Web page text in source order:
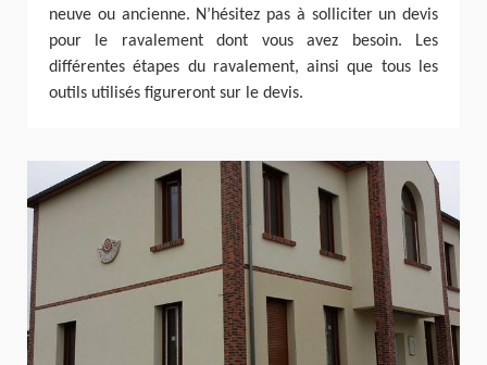
neuve ou ancienne. N’hésitez pas à solliciter un devis
pour le ravalement dont vous avez besoin. Les
différentes étapes du ravalement, ainsi que tous les
outils utilisés figureront sur le devis.